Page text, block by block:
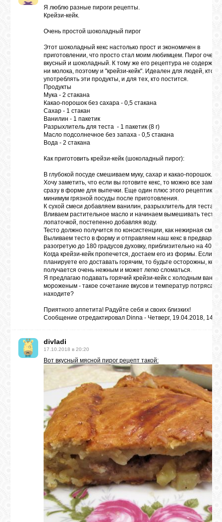
Я люблю разные пироги рецепты.
Крейзи-кейк.
Очень простой шоколадный пирог
Этот шоколадный кекс настолько прост и экономичен в
приготовлении, что просто стал моим любимцем. Пирог очень
вкусный и шоколадный. К тому же его рецептура не содержит
ни молока, поэтому и "крейзи-кейк". Идеален для людей, кто
употреблять эти продукты, и для тех, кто постится.
Продукты
Мука - 2 стакана
Какао-порошок без сахара - 0,5 стакана
Сахар - 1 стакан
Ванилин - 1 пакетик
Разрыхлитель для теста - 1 пакетик (8 г)
Масло подсолнечное без запаха - 0,5 стакана
Вода - 2 стакана
Как приготовить крейзи-кейк (шоколадный пирог):
В глубокой посуде смешиваем муку, сахар и какао-порошок.
Хочу заметить, что если вы готовите кекс, то можно все
сразу в форме для выпечки. Еще один плюс этого рецептика -
минимум грязной посуды после приготовления.
К сухой смеси добавляем ванилин, разрыхлитель для теста.
Вливаем растительное масло и начинаем вымешивать тесто
лопаточкой, постепенно добавляя воду.
Тесто должно получится по консистенции, как нежирная
Выливаем тесто в форму и отправляем наш кекс в
разогретую до 180 градусов духовку, приблизительно на 40
Когда крейзи-кейк пропечется, достаем его из формы. Если
планируете его доставать горячим, то будьте осторожны, кекс
получается очень нежным и может легко сломаться.
Я предлагаю подавать горячий крейзи-кейк с холодным
мороженым - такое сочетание вкусов и температур
находите?
Приятного аппетита! Радуйте себя и своих близких!
Сообщение отредактировал Dinna - Четверг, 19.04.2018, 14:04
divladi
17.10.2018 в 20:20
Вот вкусный мясной пирог рецепт такой: